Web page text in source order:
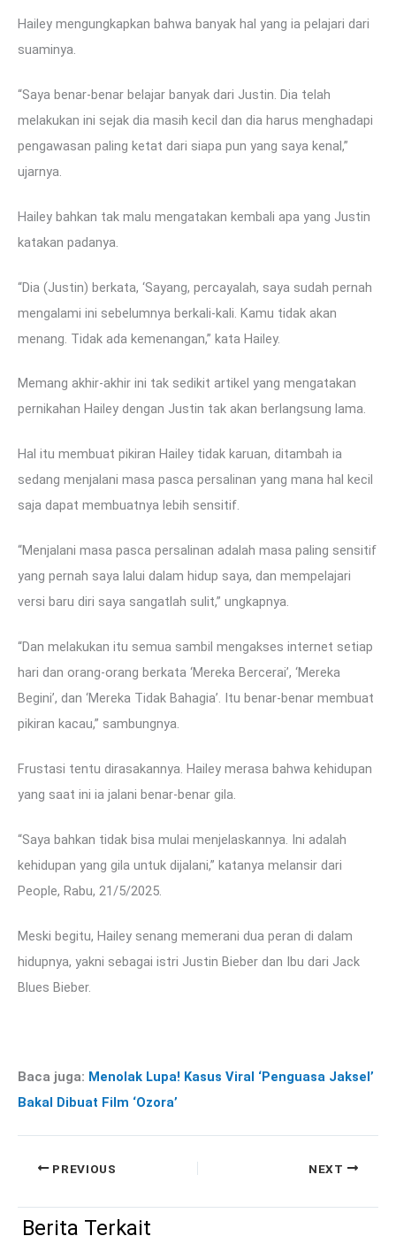
Hailey mengungkapkan bahwa banyak hal yang ia pelajari dari
suaminya.
“Saya benar-benar belajar banyak dari Justin. Dia telah
melakukan ini sejak dia masih kecil dan dia harus menghadapi
pengawasan paling ketat dari siapa pun yang saya kenal,”
ujarnya.
Hailey bahkan tak malu mengatakan kembali apa yang Justin
katakan padanya.
“Dia (Justin) berkata, ‘Sayang, percayalah, saya sudah pernah
mengalami ini sebelumnya berkali-kali. Kamu tidak akan
menang. Tidak ada kemenangan,” kata Hailey.
Memang akhir-akhir ini tak sedikit artikel yang mengatakan
pernikahan Hailey dengan Justin tak akan berlangsung lama.
Hal itu membuat pikiran Hailey tidak karuan, ditambah ia
sedang menjalani masa pasca persalinan yang mana hal kecil
saja dapat membuatnya lebih sensitif.
“Menjalani masa pasca persalinan adalah masa paling sensitif
yang pernah saya lalui dalam hidup saya, dan mempelajari
versi baru diri saya sangatlah sulit,” ungkapnya.
“Dan melakukan itu semua sambil mengakses internet setiap
hari dan orang-orang berkata ‘Mereka Bercerai’, ‘Mereka
Begini’, dan ‘Mereka Tidak Bahagia’. Itu benar-benar membuat
pikiran kacau,” sambungnya.
Frustasi tentu dirasakannya. Hailey merasa bahwa kehidupan
yang saat ini ia jalani benar-benar gila.
“Saya bahkan tidak bisa mulai menjelaskannya. Ini adalah
kehidupan yang gila untuk dijalani,” katanya melansir dari
People, Rabu, 21/5/2025.
Meski begitu, Hailey senang memerani dua peran di dalam
hidupnya, yakni sebagai istri Justin Bieber dan Ibu dari Jack
Blues Bieber.
Baca juga: Menolak Lupa! Kasus Viral ‘Penguasa Jaksel’
Bakal Dibuat Film ‘Ozora’
PREVIOUS NEXT
Berita Terkait